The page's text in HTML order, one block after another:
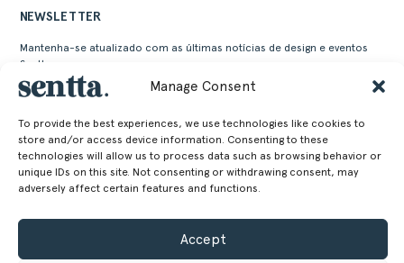
Manage Consent
To provide the best experiences, we use technologies like cookies to
store and/or access device information. Consenting to these
technologies will allow us to process data such as browsing behavior or
unique IDs on this site. Not consenting or withdrawing consent, may
adversely affect certain features and functions.
Accept
NEWSLETTER
Mantenha-se atualizado com as últimas notícias de design e eventos
Sentta
Alternative: